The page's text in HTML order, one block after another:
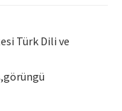
Türk Dili ve